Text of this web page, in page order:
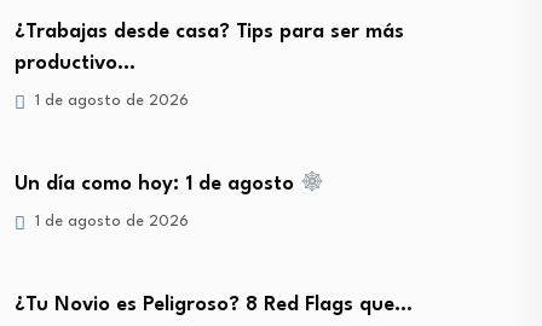
¿Trabajas desde casa? Tips para ser más
productivo…
1 de agosto de 2026
Un día como hoy: 1 de agosto
1 de agosto de 2026
¿Tu Novio es Peligroso? 8 Red Flags que…